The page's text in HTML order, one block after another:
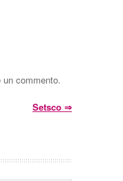
un commento.
Setsco ⇒